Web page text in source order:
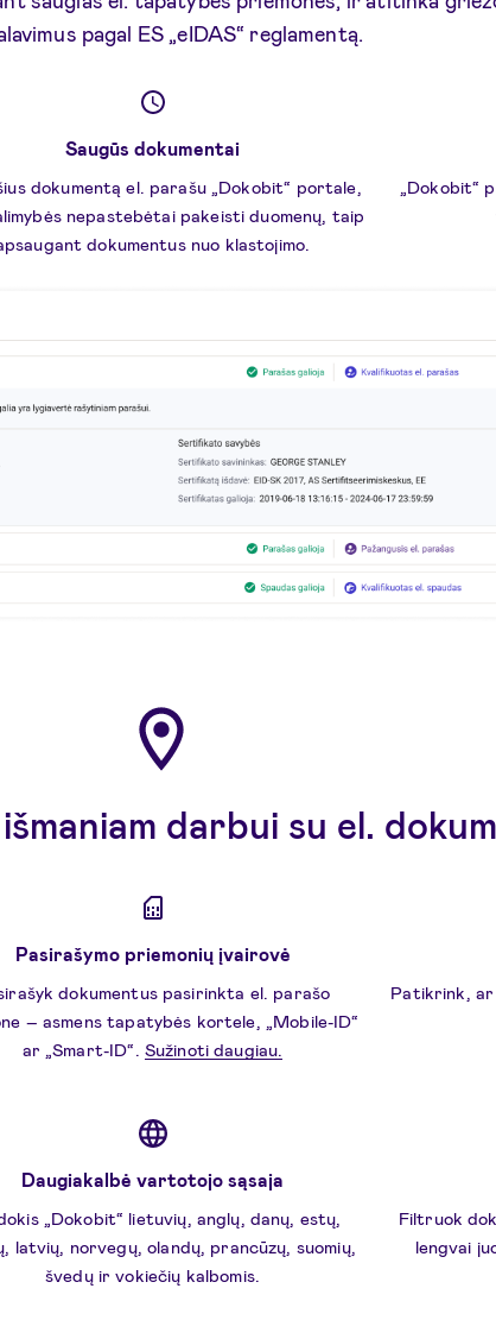
pagal ES „eIDAS“ reglamentą.
Saugūs dokumentai
dokumentą el. parašu „Dokobit“ portale,
nepastebėtai pakeisti duomenų, taip
dokumentus nuo klastojimo.
„Dokobit“
darbui su el.
Pasirašymo priemonių įvairovė
dokumentus pasirinkta el. parašo
– asmens tapatybės kortele, „Mobile-ID“
ar „Smart-ID“. Sužinoti daugiau.
Patikrink, ar
Daugiakalbė vartotojo sąsaja
„Dokobit“ lietuvių, anglų, danų, estų,
latvių, norvegų, olandų, prancūzų, suomių,
švedų ir vokiečių kalbomis.
Filtruok
lengvai